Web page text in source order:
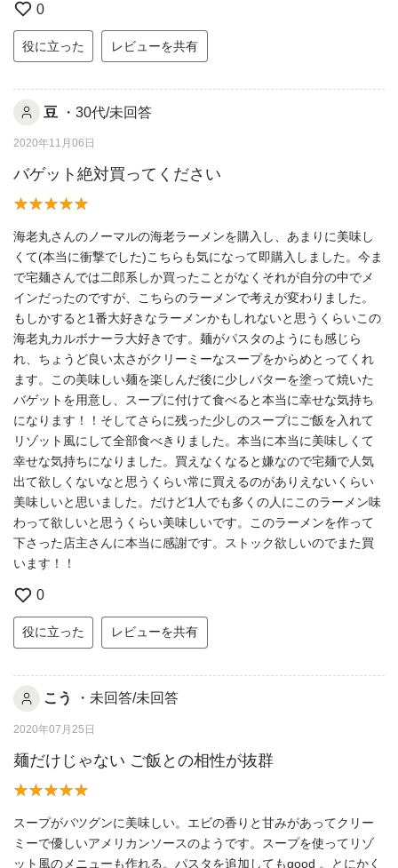
0
役に立った レビューを共有
豆 ・30代/未回答
2020年11月06日
バゲット絶対買ってください
海老丸さんのノーマルの海老ラーメンを購入し、あまりに美味し
くて(本当に衝撃でした)こちらも気になって即購入しました。今ま
で宅麺さんでは二郎系しか買ったことがなくそれが自分の中でメ
インだったのですが、こちらのラーメンで考えが変わりました。
もしかすると1番大好きなラーメンかもしれないと思うくらいこの
海老丸カルボナーラ大好きです。麺がパスタのようにも感じら
れ、ちょうど良い太さがクリーミーなスープをからめとってくれ
ます。この美味しい麺を楽しんだ後に少しバターを塗って焼いた
バゲットを用意し、スープに付けて食べると本当に幸せな気持ち
になります！！そしてさらに残った少しのスープにご飯を入れて
リゾット風にして全部食べきりました。本当に本当に美味しくて
幸せな気持ちになりました。買えなくなると嫌なので宅麺で人気
出て欲しくないなと思うくらい常に買えるのがありえないくらい
美味しいと思いました。だけど1人でも多くの人にこのラーメン味
わって欲しいと思うくらい美味しいです。このラーメンを作って
下さった店主さんに本当に感謝です。ストック欲しいのでまた買
います！！
0
役に立った レビューを共有
こう ・未回答/未回答
2020年07月25日
麺だけじゃない ご飯との相性が抜群
スープがバツグンに美味しい。エビの香りと甘みがあってクリー
ミーで優しいアメリカンソースのようです。スープを使ってリゾ
ット風のメニューも作れる。パスタを追加してもgood 。とにかく